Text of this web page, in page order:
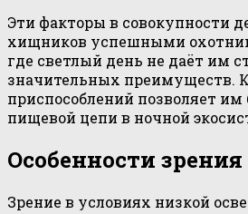
Эти факторы в совокупности
хищников успешными
где светлый день не даёт им
значительных преимуществ.
приспособлений позволяет
пищевой цепи в ночной
Особенности
Зрение в условиях низкой